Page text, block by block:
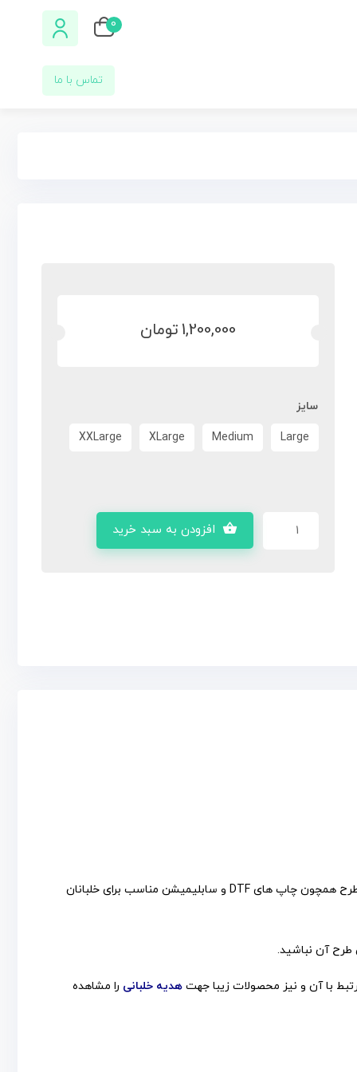
0
تماس با ما
1,200,000 تومان
سایز
Large
Medium
XLarge
XXLarge
افزودن به سبد خرید
هودی کلاه دار آستین بلند با طرح خلبانی از جنس نخ پنبه (ویسکوز) در سایز های مدیوم تا دو ایکس لارج با چاپ های مختلف و متناسب با طرح همچون چاپ های DTF و سابلیمیشن مناسب برای خلبانان
طرح آن نباشید.
با آن و نیز محصولات زیبا جهت هدیه خلبانی را مشاهده